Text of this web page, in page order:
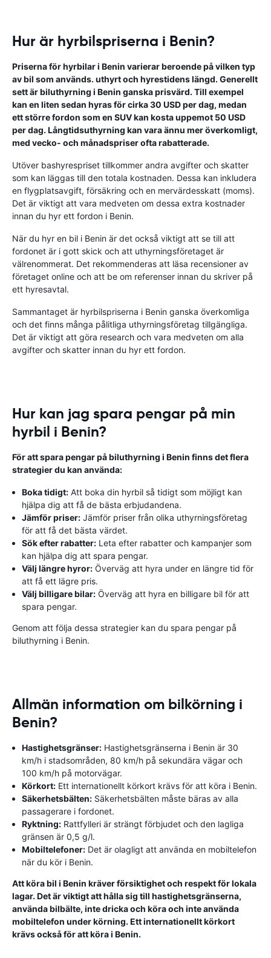
Hur är hyrbilspriserna i Benin?
Priserna för hyrbilar i Benin varierar beroende på vilken typ
av bil som används. uthyrt och hyrestidens längd. Generellt
sett är biluthyrning i Benin ganska prisvärd. Till exempel
kan en liten sedan hyras för cirka 30 USD per dag, medan
ett större fordon som en SUV kan kosta uppemot 50 USD
per dag. Långtidsuthyrning kan vara ännu mer överkomligt,
med vecko- och månadspriser ofta rabatterade.
Utöver bashyrespriset tillkommer andra avgifter och skatter
som kan läggas till den totala kostnaden. Dessa kan inkludera
en flygplatsavgift, försäkring och en mervärdesskatt (moms).
Det är viktigt att vara medveten om dessa extra kostnader
innan du hyr ett fordon i Benin.
När du hyr en bil i Benin är det också viktigt att se till att
fordonet är i gott skick och att uthyrningsföretaget är
välrenommerat. Det rekommenderas att läsa recensioner av
företaget online och att be om referenser innan du skriver på
ett hyresavtal.
Sammantaget är hyrbilspriserna i Benin ganska överkomliga
och det finns många pålitliga uthyrningsföretag tillgängliga.
Det är viktigt att göra research och vara medveten om alla
avgifter och skatter innan du hyr ett fordon.
Hur kan jag spara pengar på min
hyrbil i Benin?
För att spara pengar på biluthyrning i Benin finns det flera
strategier du kan använda:
Boka tidigt: Att boka din hyrbil så tidigt som möjligt kan
hjälpa dig att få de bästa erbjudandena.
Jämför priser: Jämför priser från olika uthyrningsföretag
för att få det bästa värdet.
Sök efter rabatter: Leta efter rabatter och kampanjer som
kan hjälpa dig att spara pengar.
Välj längre hyror: Överväg att hyra under en längre tid för
att få ett lägre pris.
Välj billigare bilar: Överväg att hyra en billigare bil för att
spara pengar.
Genom att följa dessa strategier kan du spara pengar på
biluthyrning i Benin.
Allmän information om bilkörning i
Benin?
Hastighetsgränser: Hastighetsgränserna i Benin är 30
km/h i stadsområden, 80 km/h på sekundära vägar och
100 km/h på motorvägar.
Körkort: Ett internationellt körkort krävs för att köra i Benin.
Säkerhetsbälten: Säkerhetsbälten måste bäras av alla
passagerare i fordonet.
Ryktning: Rattfylleri är strängt förbjudet och den lagliga
gränsen är 0,5 g/l.
Mobiltelefoner: Det är olagligt att använda en mobiltelefon
när du kör i Benin.
Att köra bil i Benin kräver försiktighet och respekt för lokala
lagar. Det är viktigt att hålla sig till hastighetsgränserna,
använda bilbälte, inte dricka och köra och inte använda
mobiltelefon under körning. Ett internationellt körkort
krävs också för att köra i Benin.